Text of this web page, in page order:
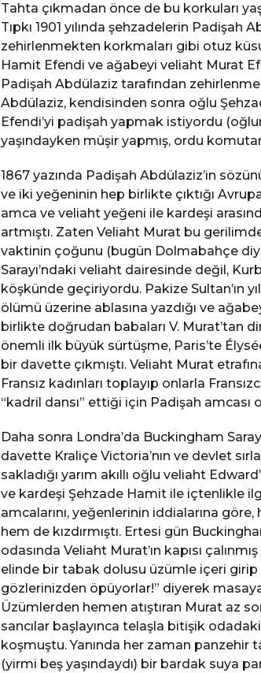
ö
n
c
e
Tahta çıkmadan önce de bu korkuları
Tıpkı 1901 yılında şehzadelerin Padişah
zehirlenmekten korkmaları gibi otuz
Hamit Efendi ve ağabeyi veliaht Murat
Padişah Abdülaziz tarafından
Abdülaziz, kendisinden sonra oğlu
Efendi’yi padişah yapmak istiyordu
yaşındayken müşir yapmış, ordu
1867 yazında Padişah Abdülaziz’in
ve iki yeğeninin hep birlikte çıktığı
amca ve veliaht yeğeni ile kardeşi
artmıştı. Zaten Veliaht Murat bu
vaktinin çoğunu (bugün Dolmabahçe
Sarayı’ndaki veliaht dairesinde değil,
köşkünde geçiriyordu. Pakize Sultan’ın
ölümü üzerine ablasına yazdığı ve
birlikte doğrudan babaları V. Murat’tan
önemli ilk büyük sürtüşme, Paris’te
bir davette çıkmıştı. Veliaht Murat
Fransız kadınları toplayıp onlarla
“kadril dansı” ettiği için Padişah amcası
Daha sonra Londra’da Buckingham
davette Kraliçe Victoria’nın ve devlet
sakladığı yarım akıllı oğlu veliaht
ve kardeşi Şehzade Hamit ile içtenlikle
amcalarını, yeğenlerinin iddialarına göre,
hem de kızdırmıştı. Ertesi gün
odasında Veliaht Murat’ın kapısı
elinde bir tabak dolusu üzümle içeri girip
gözlerinizden öpüyorlar!” diyerek masaya
Üzümlerden hemen atıştıran Murat az
sancılar başlayınca telaşla bitişik
koşmuştu. Yanında her zaman panzehir
(yirmi beş yaşındaydı) bir bardak suya